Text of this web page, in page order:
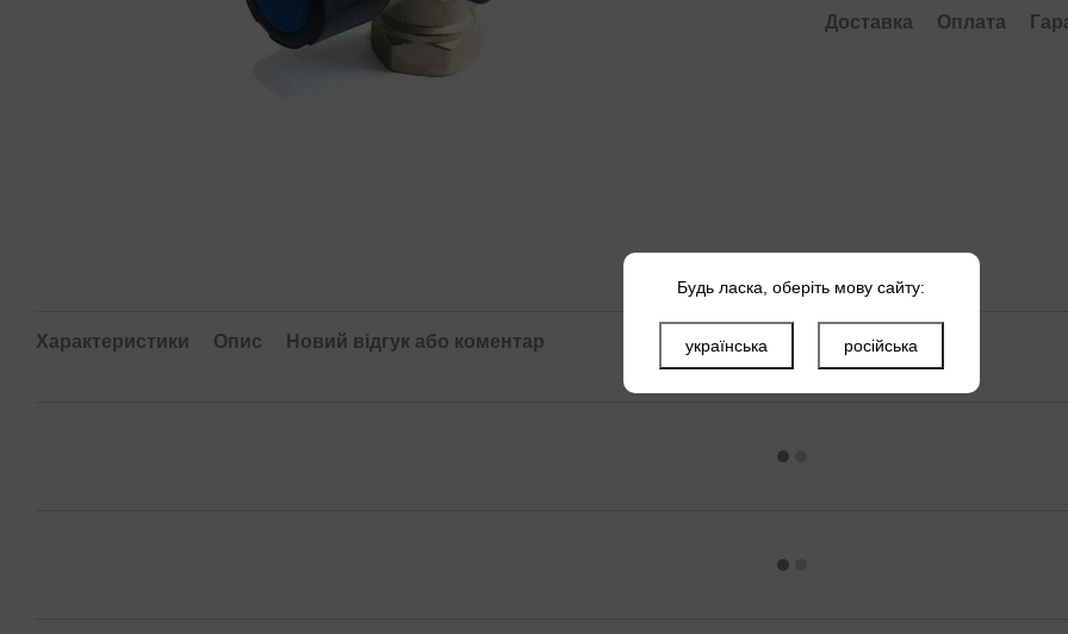
Доставка Оплата
Характеристики Опис Новий відгук або коментар
Будь ласка, оберіть мову сайту:
українська російська